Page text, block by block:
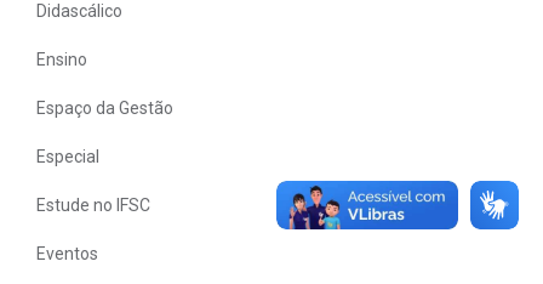
Didascálico
Ensino
Espaço da Gestão
Especial
Estude no IFSC
Eventos